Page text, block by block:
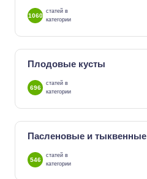
1060
статей в
категории
Плодовые кусты
696
статей в
категории
Пасленовые и тыквенные
546
статей в
категории